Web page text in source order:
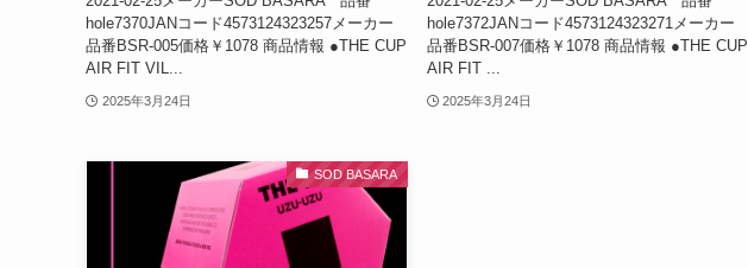
hole7370JANコード4573124323257メーカー
品番BSR-005価格￥1078 商品情報 ●THE CUP
AIR FIT VIL...
2025年3月24日
hole7372JANコード4573124323271メーカー
品番BSR-007価格￥1078 商品情報 ●THE CUP
AIR FIT ...
2025年3月24日
SOD BASARA